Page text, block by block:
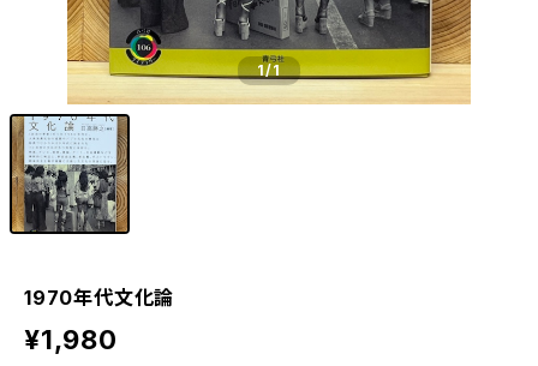
1/1
1970年代文化論
¥1,980